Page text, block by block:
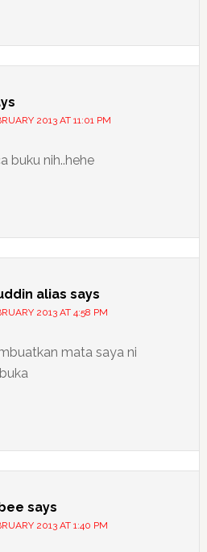
2013 AT 11:01 PM
buku nih..hehe
alias says
2013 AT 4:58 PM
mata saya ni
says
2013 AT 1:40 PM